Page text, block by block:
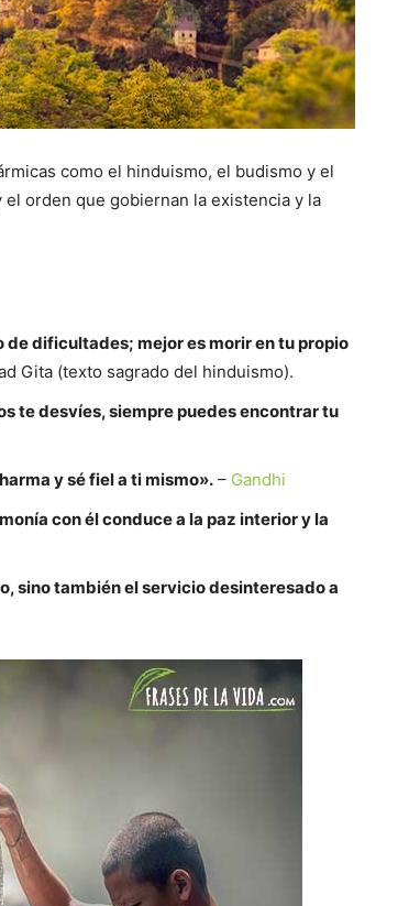
como el hinduismo, el budismo y el
orden que gobiernan la existencia y la
de dificultades; mejor es morir en tu propio
Gita (texto sagrado del hinduismo).
te desvíes, siempre puedes encontrar tu
y sé fiel a ti mismo». – Gandhi
con él conduce a la paz interior y la
sino también el servicio desinteresado a